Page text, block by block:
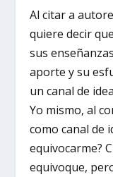
Al citar a
quiere decir
sus
aporte y su
un canal de
Yo mismo, al
como canal de
equivocarme?
equivoque,